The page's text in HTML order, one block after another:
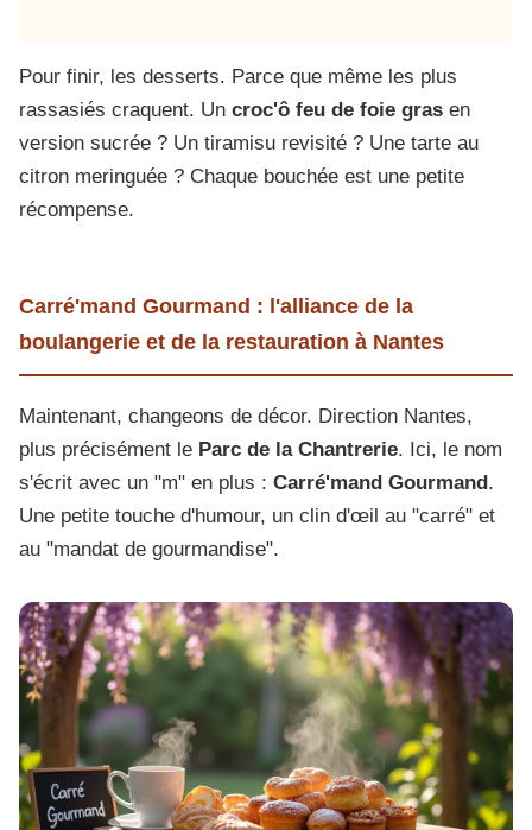
Pour finir, les desserts. Parce que même les plus
rassasiés craquent. Un croc'ô feu de foie gras en
version sucrée ? Un tiramisu revisité ? Une tarte au
citron meringuée ? Chaque bouchée est une petite
récompense.
Carré'mand Gourmand : l'alliance de la
boulangerie et de la restauration à Nantes
Maintenant, changeons de décor. Direction Nantes,
plus précisément le Parc de la Chantrerie. Ici, le nom
s'écrit avec un "m" en plus : Carré'mand Gourmand.
Une petite touche d'humour, un clin d'œil au "carré" et
au "mandat de gourmandise".